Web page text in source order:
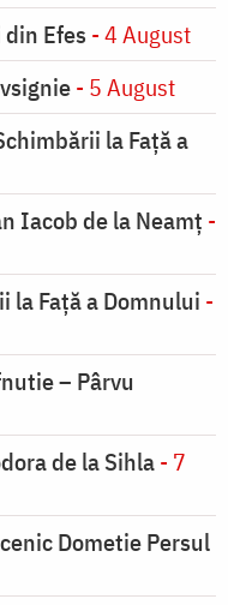
Efes - 4 August
- 5 August
la Faţă a
Iacob de la Neamț -
la Faţă a Domnului -
– Pârvu
de la Sihla- 7
Dometie Persul